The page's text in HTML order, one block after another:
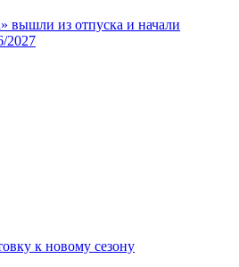
вышли из отпуска и начали
2027
к новому сезону